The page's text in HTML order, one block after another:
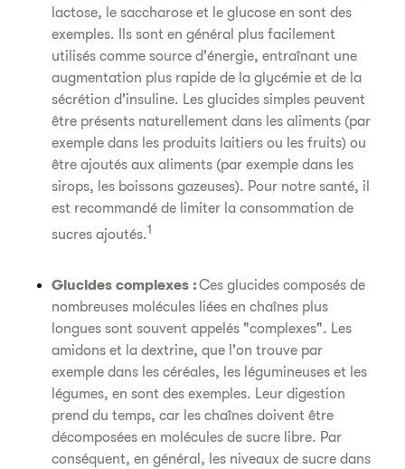
lactose, le saccharose et le glucose en sont des
exemples. Ils sont en général plus facilement
utilisés comme source d'énergie, entraînant une
augmentation plus rapide de la glycémie et de la
sécrétion d'insuline. Les glucides simples peuvent
être présents naturellement dans les aliments (par
exemple dans les produits laitiers ou les fruits) ou
être ajoutés aux aliments (par exemple dans les
sirops, les boissons gazeuses). Pour notre santé, il
est recommandé de limiter la consommation de
sucres ajoutés.1
​Glucides complexes :Ces glucides composés de
nombreuses molécules liées en chaînes plus
longues sont souvent appelés "complexes". Les
amidons et la dextrine, que l'on trouve par
exemple dans les céréales, les légumineuses et les
légumes, en sont des exemples. Leur digestion
prend du temps, car les chaînes doivent être
décomposées en molécules de sucre libre. Par
conséquent, en général, les niveaux de sucre dans